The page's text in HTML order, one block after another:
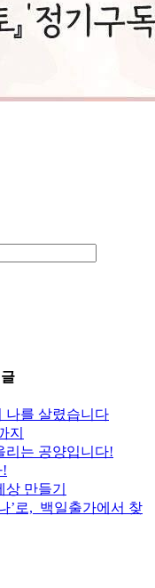
나를 살렸습니다
지
리는 공양입니다!
!
만들기
’로,_백일출가에서 찾